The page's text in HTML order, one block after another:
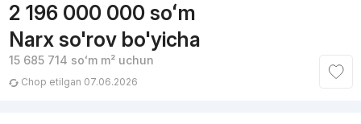
2 196 000 000 soʻm
Narx so'rov bo'yicha
15 685 714 soʻmm² uchun
Chop etilgan 07.06.2026